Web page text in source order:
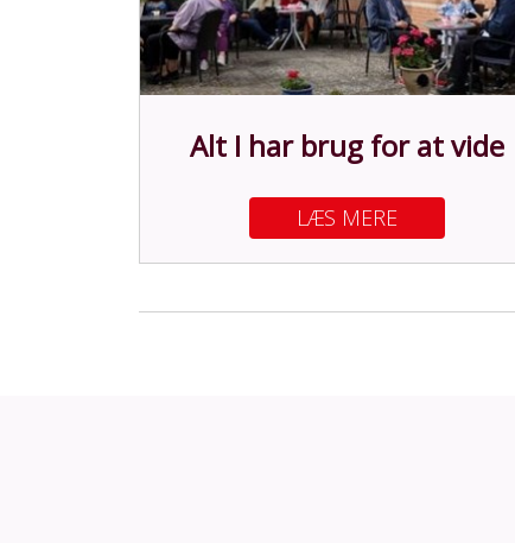
Alt I har brug for at vide
LÆS MERE